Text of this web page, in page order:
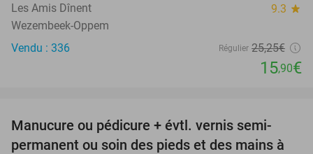
Les Amis Dînent 9.3 star
Wezembeek-Oppem
Vendu : 336
Régulier 25,25€
15,90€
40%
Manucure ou pédicure + évtl. vernis semi-
permanent ou soin des pieds et des mains à